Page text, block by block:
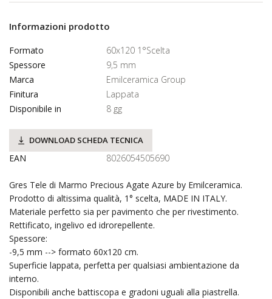
Informazioni prodotto
Formato
60x120 1°Scelta
Spessore
9,5 mm
Marca
Emilceramica Group
Finitura
Lappata
Disponibile in
8 gg
DOWNLOAD SCHEDA TECNICA
EAN 8026054505690
Gres Tele di Marmo Precious Agate Azure by Emilceramica.
Prodotto di altissima qualità, 1° scelta, MADE IN ITALY.
Materiale perfetto sia per pavimento che per rivestimento.
Rettificato, ingelivo ed idrorepellente.
Spessore:
-9,5 mm --> formato 60x120 cm.
Superficie lappata, perfetta per qualsiasi ambientazione da
interno.
Disponibili anche battiscopa e gradoni uguali alla piastrella.